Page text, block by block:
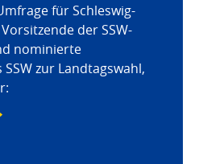
für Schleswig-
der SSW-
nominierte
zur Landtagswahl,